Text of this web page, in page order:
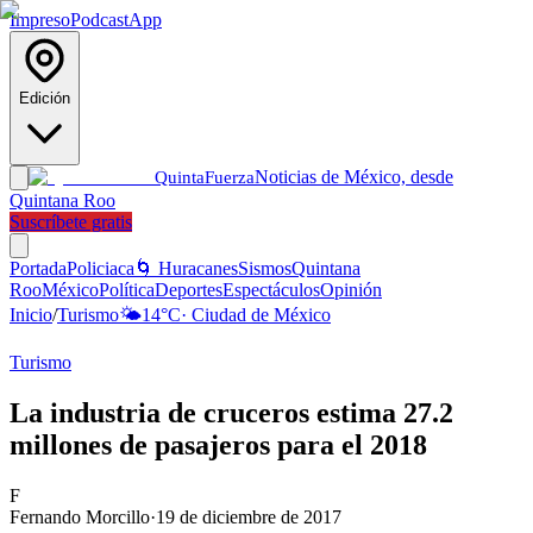
ImpresoPodcastApp
Edición
QuintaFuerzaNoticias de México, desde
Quintana Roo
Suscríbete gratis
PortadaPoliciaca 🌀 HuracanesSismosQuintana
RooMéxicoPolíticaDeportesEspectáculosOpinión
Inicio/Turismo🌤️14°C· Ciudad de México
Turismo
La industria de cruceros estima 27.2
millones de pasajeros para el 2018
F
Fernando Morcillo·19 de diciembre de 2017